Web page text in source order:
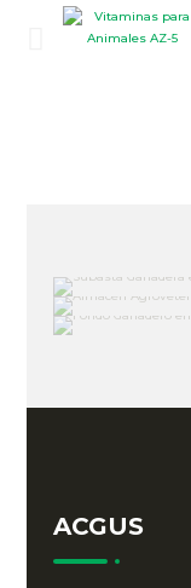
ACGUS